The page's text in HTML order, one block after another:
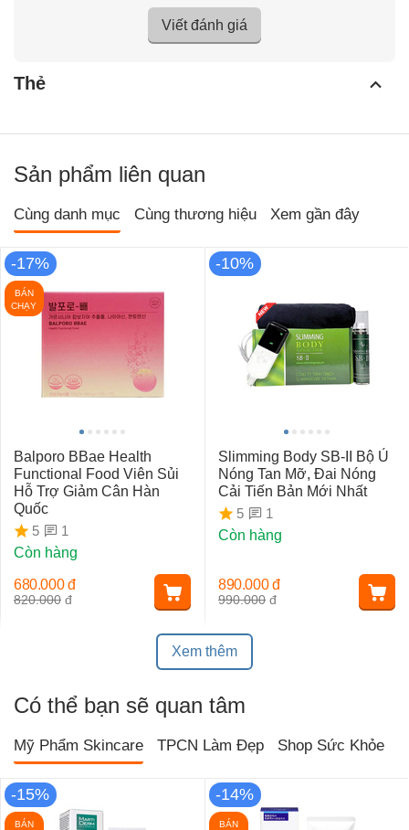
Viết đánh giá
Thẻ
Sản phẩm liên quan
Cùng danh mục Cùng thương hiệu Xem gần đây
-17%
BÁN
CHẠY
Balporo BBae Health
Functional Food Viên Sủi
Hỗ Trợ Giảm Cân Hàn
Quốc
5
1
Còn hàng
820.000 đ
680.000 đ
-10%
Slimming Body SB-II Bộ Ủ
Nóng Tan Mỡ, Đai Nóng
Cải Tiến Bản Mới Nhất
5
1
Còn hàng
990.000 đ
890.000 đ
Xem thêm
Có thể bạn sẽ quan tâm
Mỹ Phẩm Skincare TPCN Làm Đẹp Shop Sức Khỏe
-15%
BÁN
-14%
BÁN